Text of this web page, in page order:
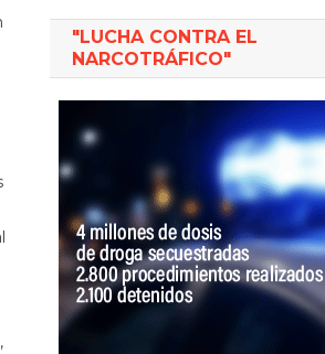
"LUCHA CONTRA EL
NARCOTRÁFICO"